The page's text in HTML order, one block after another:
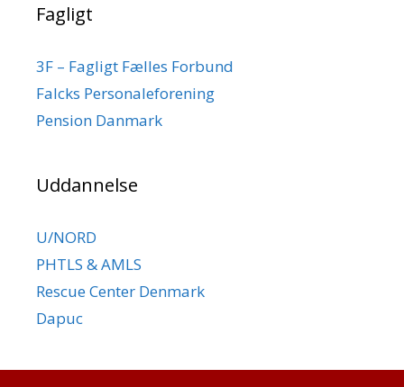
Fagligt
3F – Fagligt Fælles Forbund
Falcks Personaleforening
Pension Danmark
Uddannelse
U/NORD
PHTLS & AMLS
Rescue Center Denmark
Dapuc